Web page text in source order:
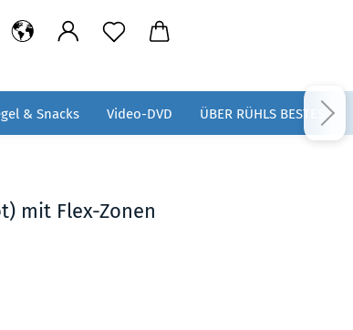
& Snacks Video-DVD ÜBER RÜHLS BESTES
mit Flex-Zonen